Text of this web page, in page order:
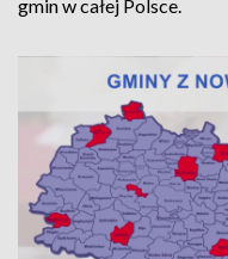
gmin w całej Polsce.